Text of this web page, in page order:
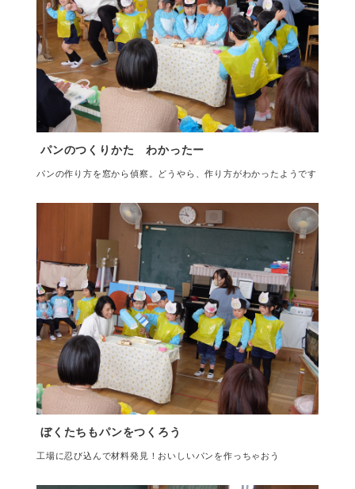
パンのつくりかた わかったー
パンの作り方を窓から偵察。どうやら、作り方がわかったようです
ぼくたちもパンをつくろう
工場に忍び込んで材料発見！おいしいパンを作っちゃおう